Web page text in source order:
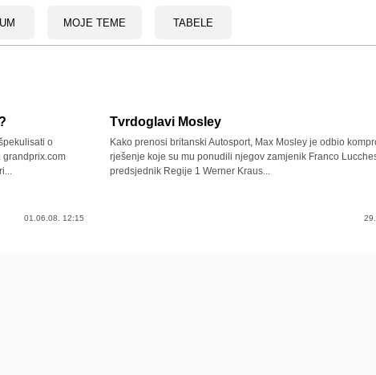
MOJE TEME TABELE
o
grandprix.com
01.06.08. 12:15
Tvrdoglavi Mosley
Kako prenosi britanski Autosport, Max Mosley je odbio
rješenje koje su mu ponudili njegov zamjenik Franco
predsjednik Regije 1 Werner Kraus...